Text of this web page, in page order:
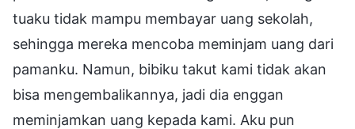
tuaku tidak mampu membayar uang sekolah,
sehingga mereka mencoba meminjam uang dari
pamanku. Namun, bibiku takut kami tidak akan
bisa mengembalikannya, jadi dia enggan
meminjamkan uang kepada kami. Aku pun